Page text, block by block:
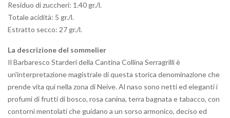
Residuo di zuccheri: 1.40 gr./l.
Totale acidità: 5 gr./l.
Estratto secco: 27 gr./l.
La descrizione del sommelier
Il Barbaresco Starderi della Cantina Collina Serragrilli è
un'interpretazione magistrale di questa storica denominazione che
prende vita qui nella zona di Neive. Al naso sono netti ed eleganti i
profumi di frutti di bosco, rosa canina, terra bagnata e tabacco, con
contorni mentolati che guidano a un sorso armonico, deciso ed